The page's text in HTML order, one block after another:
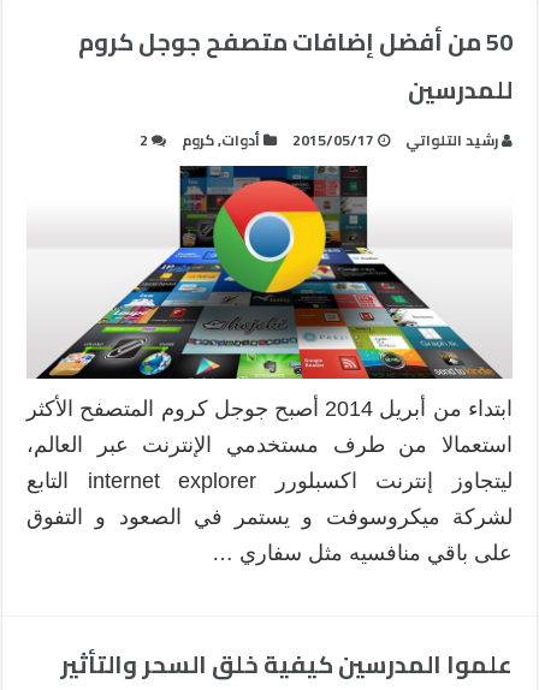
50 من أفضل إضافات متصفح جوجل كروم
للمدرسين
رشيد التلواتي 2015/05/17 أدوات,كروم 2
ابتداء من أبريل 2014 أصبح جوجل كروم المتصفح الأكثر
استعمالا من طرف مستخدمي الإنترنت عبر العالم،
ليتجاوز إنترنت اكسبلورر internet explorer التابع
لشركة ميكروسوفت و يستمر في الصعود و التفوق
على باقي منافسيه مثل سفاري …
علموا المدرسين كيفية خلق السحر والتأثير